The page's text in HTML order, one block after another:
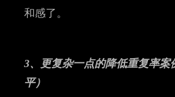
和感了。
3、更复杂一点的降低重复率案
平）